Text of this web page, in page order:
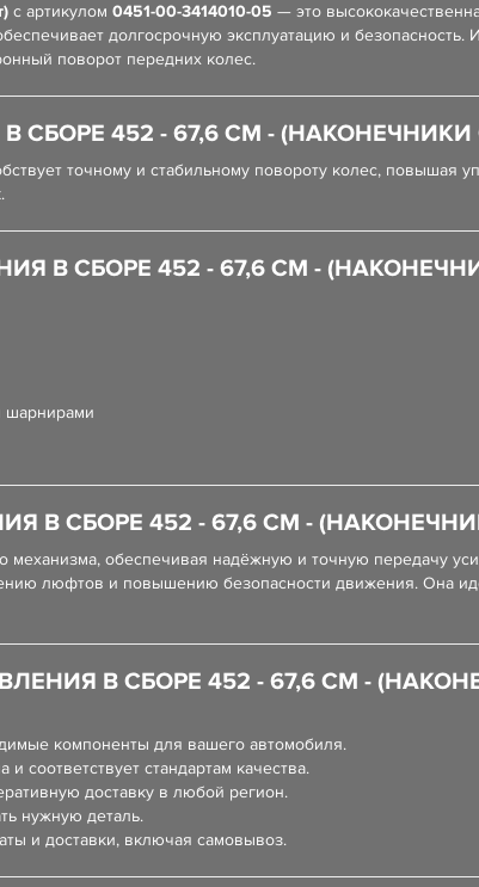
с артикулом 0451-00-3414010-05 — это
долгосрочную эксплуатацию и безопасность.
поворот передних колес.
СБОРЕ 452 - 67,6 СМ -
точному и стабильному повороту колес, повышая
В СБОРЕ 452 - 67,6 СМ -
шарнирами
В СБОРЕ 452 - 67,6 СМ -
обеспечивая надёжную и точную передачу
люфтов и повышению безопасности движения. Она
В СБОРЕ 452 - 67,6 СМ -
компоненты для вашего автомобиля.
соответствует стандартам качества.
доставку в любой регион.
нужную деталь.
и доставки, включая самовывоз.